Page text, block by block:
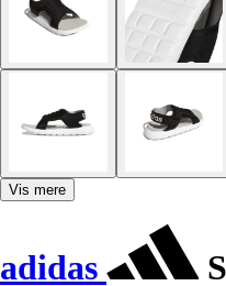
Vis mere
adidas